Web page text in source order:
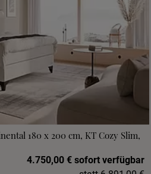
180 x 200 cm, KT Cozy Slim,
4.750,00 € sofort verfügbar